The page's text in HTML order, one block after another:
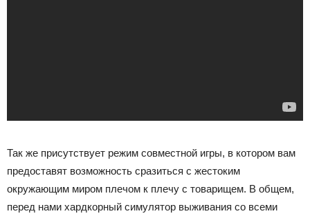
Так же присутствует режим совместной игры, в котором вам
предоставят возможность сразиться с жестоким
окружающим миром плечом к плечу с товарищем. В общем,
перед нами хардкорный симулятор выживания со всеми